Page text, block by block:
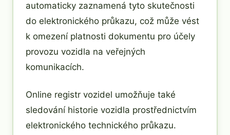
automaticky zaznamená tyto skutečnosti
do elektronického průkazu, což může vést
k omezení platnosti dokumentu pro účely
provozu vozidla na veřejných
komunikacích.
Online registr vozidel umožňuje také
sledování historie vozidla prostřednictvím
elektronického technického průkazu.